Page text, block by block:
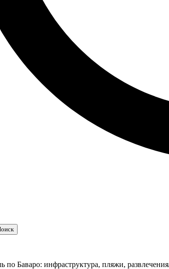
по Баваро: инфраструктура, пляжи, развлечения